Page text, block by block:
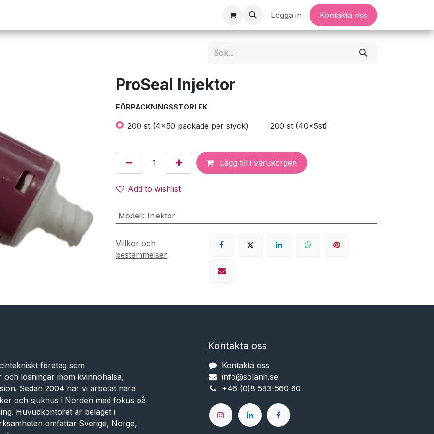
Logga in Kontakta oss
ProSeal Injektor
FÖRPACKNINGSSTORLEK
200 st (4x50 packade per styck) 200 st (40x5st)
Lägg till i varukorgen
Add to wishlist
Modell: Injektor
Villkor och
bestämmelser
företag som
lösningar inom kvinnohälsa,
Sedan 2004 har vi arbetat nära
och sjukhus i Norden med fokus på
Huvudkontoret är beläget i
omfattar Sverige, Norge,
Kontakta oss
Kontakta oss
info@solann.se​​​​​​
+46 (0)8 583-560 60